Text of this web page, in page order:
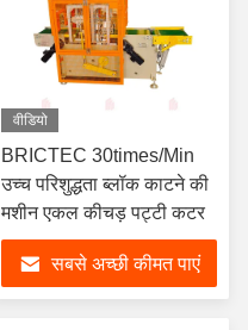
वीडियो
BRICTEC 30times/Min
उच्च परिशुद्धता ब्लॉक काटने की
मशीन एकल कीचड़ पट्टी कटर
सबसे अच्छी कीमत पाएं